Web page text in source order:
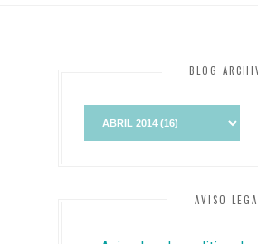
BLOG
AVISO